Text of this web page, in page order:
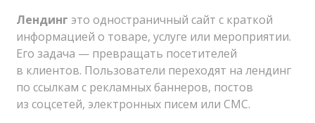
Лендинг это одностраничный сайт с краткой
информацией о товаре, услуге или мероприятии.
Его задача — превращать посетителей
в клиентов. Пользователи переходят на лендинг
по ссылкам с рекламных баннеров, постов
из соцсетей, электронных писем или СМС.